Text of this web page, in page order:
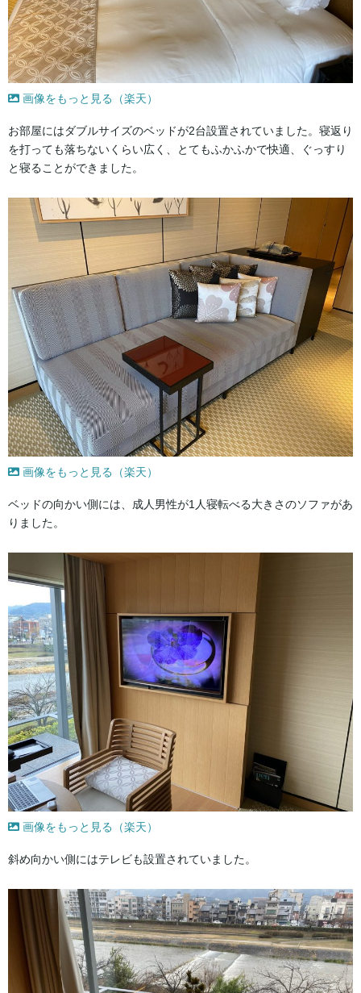
画像をもっと見る（楽天）
お部屋にはダブルサイズのベッドが2台設置されていました。寝返り
を打っても落ちないくらい広く、とてもふかふかで快適、ぐっすり
と寝ることができました。
画像をもっと見る（楽天）
ベッドの向かい側には、成人男性が1人寝転べる大きさのソファがあ
りました。
画像をもっと見る（楽天）
斜め向かい側にはテレビも設置されていました。